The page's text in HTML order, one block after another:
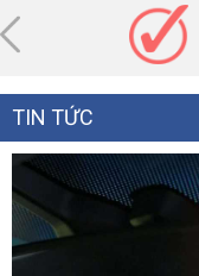
TIN TỨC